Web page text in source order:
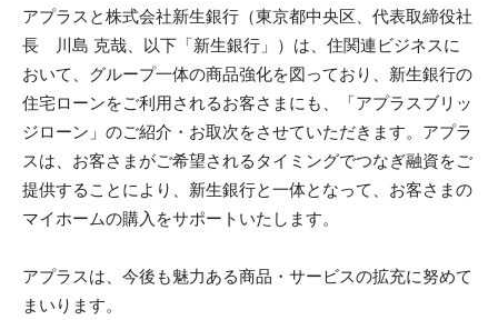
アプラスと株式会社新生銀行（東京都中央区、代表取締役社
長 川島 克哉、以下「新生銀行」）は、住関連ビジネスに
おいて、グループ一体の商品強化を図っており、新生銀行の
住宅ローンをご利用されるお客さまにも、「アプラスブリッ
ジローン」のご紹介・お取次をさせていただきます。アプラ
スは、お客さまがご希望されるタイミングでつなぎ融資をご
提供することにより、新生銀行と一体となって、お客さまの
マイホームの購入をサポートいたします。
アプラスは、今後も魅力ある商品・サービスの拡充に努めて
まいります。